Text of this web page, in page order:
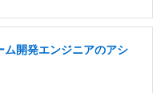
開発エンジニアのアシ